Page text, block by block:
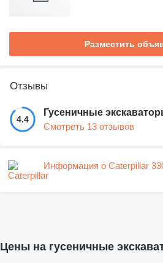
Разместить
Отзывы
4.4
Гусеничные
Смотреть 13 отзывов
Информация о Caterpillar
Цены на гусеничные